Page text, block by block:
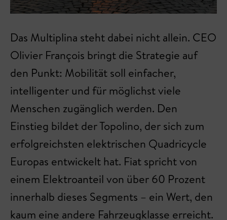
Das Multiplina steht dabei nicht allein. CEO
Olivier François bringt die Strategie auf
den Punkt: Mobilität soll einfacher,
intelligenter und für möglichst viele
Menschen zugänglich werden. Den
Einstieg bildet der Topolino, der sich zum
erfolgreichsten elektrischen Quadricycle
Europas entwickelt hat. Fiat spricht von
einem Elektroanteil von über 60 Prozent
innerhalb dieses Segments – ein Wert, den
kaum eine andere Fahrzeugklasse erreicht.